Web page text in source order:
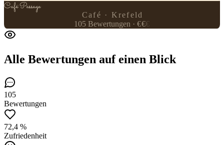
Café·Passage
Café · Krefeld
105 Bewertungen ·€€€
Alle Bewertungen auf einen Blick
105
Bewertungen
72,4 %
Zufriedenheit